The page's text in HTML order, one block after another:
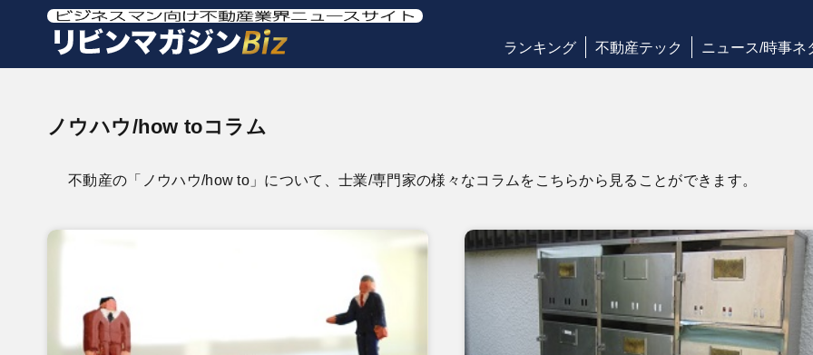
ランキング 不動産テック ニュース/時事ネ
ノウハウ/how toコラム
不動産の「ノウハウ/how to」について、士業/専門家の様々なコラムをこちらから見ることができます。